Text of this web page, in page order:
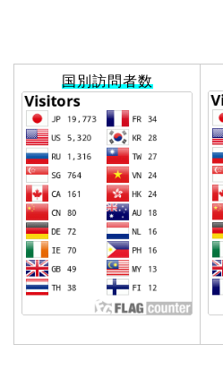
国別訪問者数